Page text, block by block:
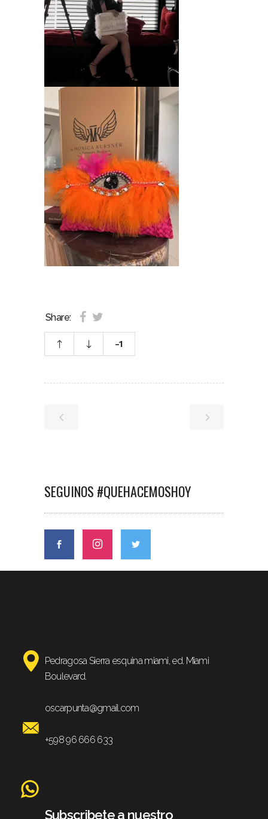
Share:
-1
SEGUINOS #QUEHACEMOSHOY
Pedragosa Sierra esquina miami, ed. Miami
Boulevard.
oscarpunta@gmail.com
+598 96 666 633
Subscribete a nuestro